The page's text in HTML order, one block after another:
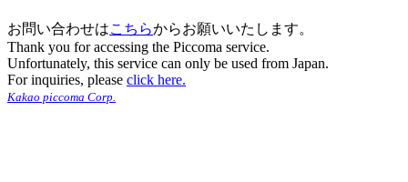
お問い合わせはこちらからお願いいたします。
Thank you for accessing the Piccoma service.
Unfortunately, this service can only be used from Japan.
For inquiries, please click here.
Kakao piccoma Corp.